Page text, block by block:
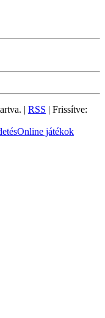
| RSS | Frissítve:
Online játékok